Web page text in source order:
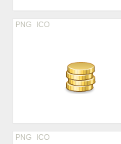
PNG ICO
PNG ICO